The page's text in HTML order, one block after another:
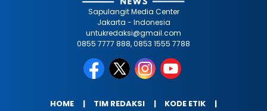
Sapulangit Media Center
Jakarta - Indonesia
untukredaksi@gmail.com
0855 7777 888, 0853 1555 7788
HOME TIM REDAKSI
KODE ETIK